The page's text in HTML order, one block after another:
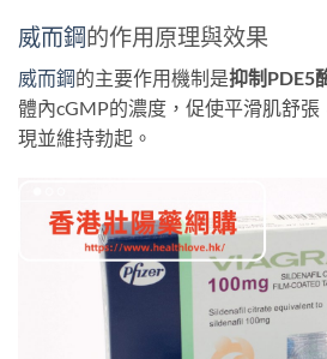
威而鋼的作用原理與效果
威而鋼的主要作用機制是抑制PDE5
體內cGMP的濃度，促使平滑肌舒
現並維持勃起。